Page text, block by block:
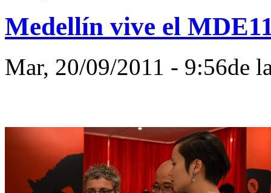
Medellín vive el
Mar, 20/09/2011 - 9:56de